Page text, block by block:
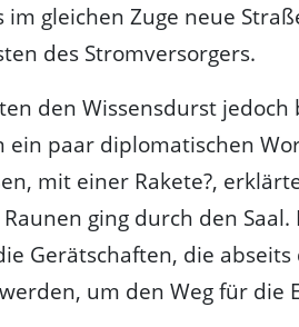
im gleichen Zuge neue
des Stromversorgers.
den Wissensdurst jedoch
paar diplomatischen
mit einer Rakete?,
ging durch den Saal.
Gerätschaften, die abseits
um den Weg für die